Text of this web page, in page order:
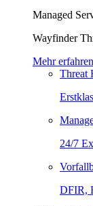
Managed
Wayfinder
Mehr erfahren
Threat
24/7
DFIR,